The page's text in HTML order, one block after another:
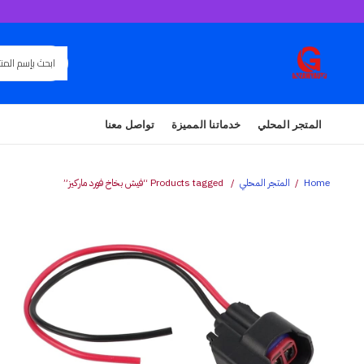
المتجر المحلي خدماتنا المميزة تواصل معنا
Home المتجر المحلي